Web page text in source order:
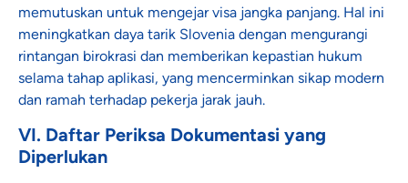
memutuskan untuk mengejar visa jangka panjang. Hal ini
meningkatkan daya tarik Slovenia dengan mengurangi
rintangan birokrasi dan memberikan kepastian hukum
selama tahap aplikasi, yang mencerminkan sikap modern
dan ramah terhadap pekerja jarak jauh.
VI. Daftar Periksa Dokumentasi yang
Diperlukan